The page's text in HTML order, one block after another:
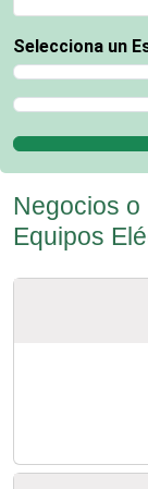
Selecciona un
Selecciona un
Selecciona un
Negocios
Equipos